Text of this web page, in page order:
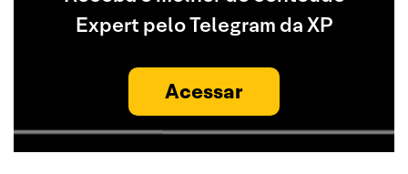
Expert pelo Telegram da XP
Acessar